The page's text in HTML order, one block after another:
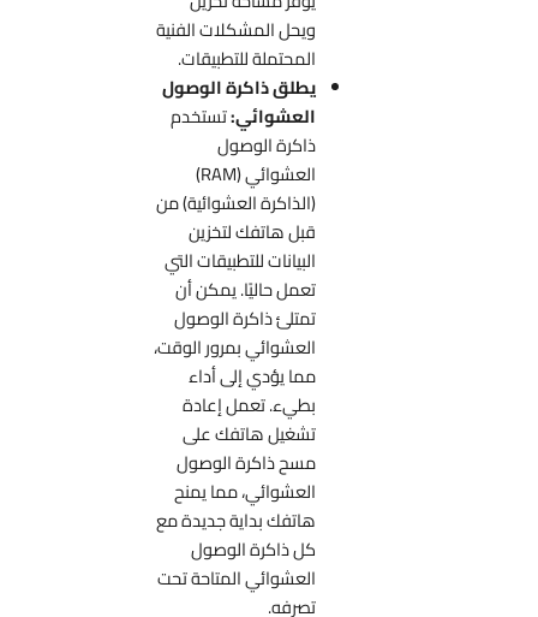
ويحل المشكلات الفنية
المحتملة للتطبيقات.
يطلق ذاكرة الوصول
العشوائي:تستخدم
ذاكرة الوصول
العشوائي (RAM)
(الذاكرة العشوائية) من
قبل هاتفك لتخزين
البيانات للتطبيقات التي
تعمل حاليًا. يمكن أن
تمتلئ ذاكرة الوصول
العشوائي بمرور الوقت،
مما يؤدي إلى أداء
بطيء. تعمل إعادة
تشغيل هاتفك على
مسح ذاكرة الوصول
العشوائي، مما يمنح
هاتفك بداية جديدة مع
كل ذاكرة الوصول
العشوائي المتاحة تحت